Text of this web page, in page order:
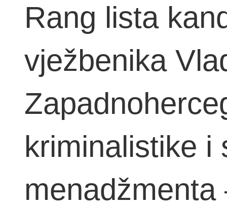
Rang lista
vježbenika
kriminalistike i